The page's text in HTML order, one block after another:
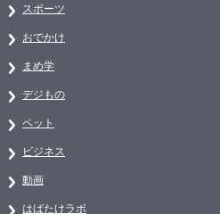
スポーツ
おでかけ
まめ学
デジもの
ペット
ビジネス
動画
はばたけラボ